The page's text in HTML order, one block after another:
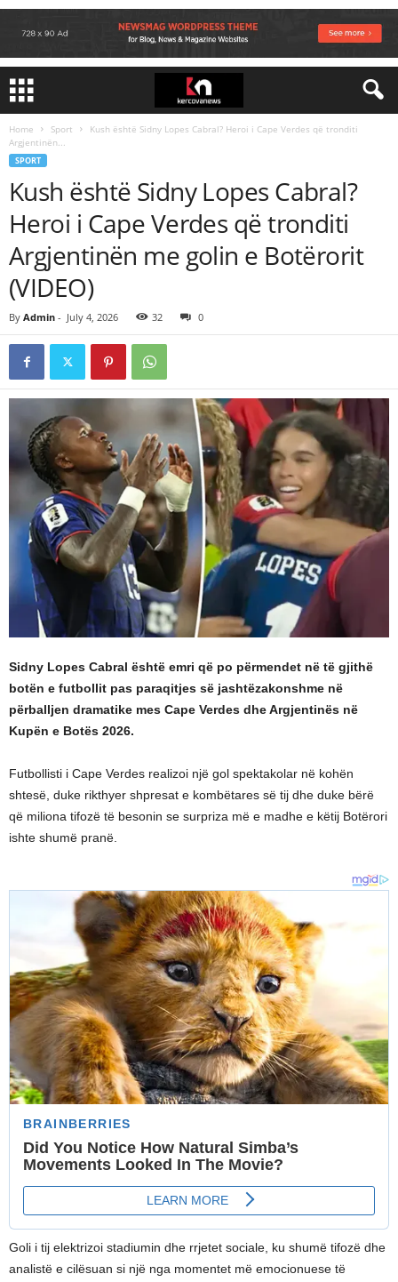
Home Sport
Kush është Sidny Lopes Cabral? Heroi i Cape Verdes që tronditi
Argjentinën...
SPORT
Kush është Sidny Lopes Cabral?
Heroi i Cape Verdes që tronditi
Argjentinën me golin e Botërorit
(VIDEO)
By Admin - July 4, 2026 32 0
Sidny Lopes Cabral është emri që po përmendet në të gjithë
botën e futbollit pas paraqitjes së jashtëzakonshme në
përballjen dramatike mes Cape Verdes dhe Argjentinës në
Kupën e Botës 2026.
Futbollisti i Cape Verdes realizoi një gol spektakolar në kohën
shtesë, duke rikthyer shpresat e kombëtares së tij dhe duke bërë
që miliona tifozë të besonin se surpriza më e madhe e këtij Botërori
ishte shumë pranë.
Goli i tij elektrizoi stadiumin dhe rrjetet sociale, ku shumë tifozë dhe
analistë e cilësuan si një nga momentet më emocionuese të